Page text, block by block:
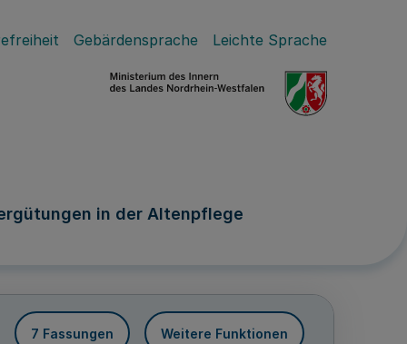
Gebärdensprache Leichte Sprache
in der Altenpflege
7 Fassungen Weitere Funktionen